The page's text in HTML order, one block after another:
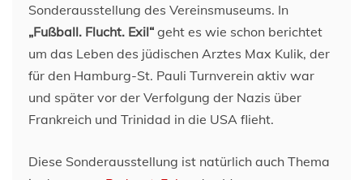
Sonderausstellung des Vereinsmuseums. In
„Fußball. Flucht. Exil“ geht es wie schon berichtet
um das Leben des jüdischen Arztes Max Kulik, der
für den Hamburg-St. Pauli Turnverein aktiv war
und später vor der Verfolgung der Nazis über
Frankreich und Trinidad in die USA flieht.
Diese Sonderausstellung ist natürlich auch Thema